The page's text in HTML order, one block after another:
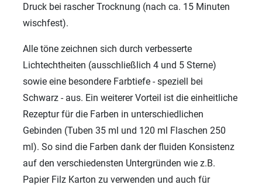
Druck bei rascher Trocknung (nach ca. 15 Minuten
wischfest).
Alle töne zeichnen sich durch verbesserte
Lichtechtheiten (ausschließlich 4 und 5 Sterne)
sowie eine besondere Farbtiefe - speziell bei
Schwarz - aus. Ein weiterer Vorteil ist die einheitliche
Rezeptur für die Farben in unterschiedlichen
Gebinden (Tuben 35 ml und 120 ml Flaschen 250
ml). So sind die Farben dank der fluiden Konsistenz
auf den verschiedensten Untergründen wie z.B.
Papier Filz Karton zu verwenden und auch für